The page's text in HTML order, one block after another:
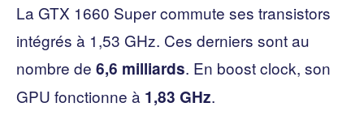
La GTX 1660 Super commute ses transistors
intégrés à 1,53 GHz. Ces derniers sont au
nombre de 6,6 milliards. En boost clock, son
GPU fonctionne à 1,83 GHz.